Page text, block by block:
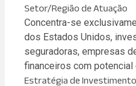
Setor/Região de Atuação
Concentra-se
dos Estados Unidos,
seguradoras, empresas
financeiros com potencial
Estratégia de Investimento